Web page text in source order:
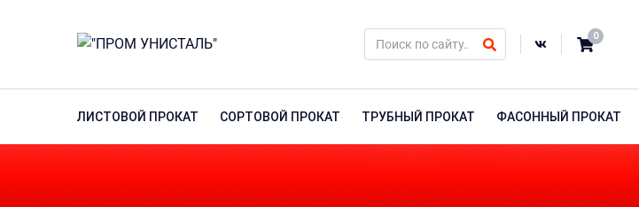
0
ЛИСТОВОЙ ПРОКАТ СОРТОВОЙ ПРОКАТ ТРУБНЫЙ ПРОКАТ ФАСОННЫЙ ПРОКАТ